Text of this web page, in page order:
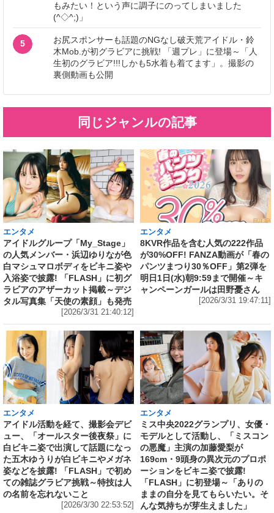
もみたい！という声に調子にのってしまいました
(^◇^;)」
5
お尻スポンサーも話題のNGなし破天荒アイドル・鈴
木Mob.が初グラビアに挑戦! 「週プレ」に登場～「人
生初のグラビア!!!しかも5水着も着てます」。撮影の
裏側動画も公開
同じジャンルの記事
エンタメ
アイドルグループ「My_Stage」
の人気メンバー・浜辺ゆりなが色
白マシュマロボディをビキニ姿や
入浴姿で披露! 「FLASH」に初グ
ラビアのアザーカット掲載～デジ
タル写真集「天使の素顔」も発売
[2026/3/31 21:40:12]
エンタメ
8KVR作品を含む人気の222作品
が30%OFF! FANZA動画が「春の
パンツまつり30％OFF」第2弾を
明日1日(水)朝9:59まで開催～キ
ャンペーンガールは田野憂さん
[2026/3/31 19:47:11]
エンタメ
アイドル活動を経て、撮影会デビ
ュー、「オールスター後夜祭」に
白ビキニ姿で出演して話題になっ
た五木ゆうりが白ビキニやメガネ
姿などを披露! 「FLASH」で初め
ての雑誌グラビア挑戦～特技は人
の名前を忘れないこと
[2026/3/30 22:53:52]
エンタメ
ミス中央2022グランプリ、女優・
モデルとして活動し、「ミスコン
の悪魔」主演の加藤愛梨が
169cm・9頭身の異次元のプロポ
ーションをビキニ姿で披露!
「FLASH」に初登場～「ありの
ままの自分を見てもらいたい。そ
んな気持ちが芽生えました」